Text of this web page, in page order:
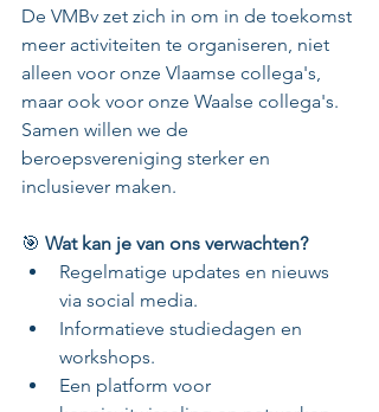
De VMBv zet zich in om in de toekomst
meer activiteiten te organiseren, niet
alleen voor onze Vlaamse collega's,
maar ook voor onze Waalse collega's.
Samen willen we de
beroepsvereniging sterker en
inclusiever maken.
🎯 Wat kan je van ons verwachten?
Regelmatige updates en nieuws
via social media.
Informatieve studiedagen en
workshops.
Een platform voor